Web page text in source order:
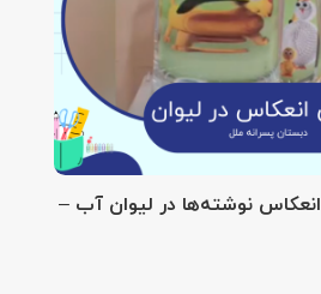
نوشته‌ها در لیوان آب –